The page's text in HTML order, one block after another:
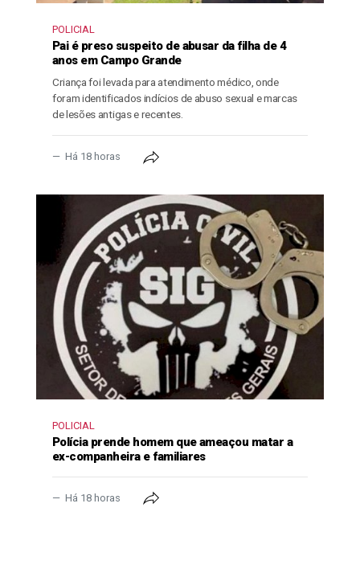
POLICIAL
Pai é preso suspeito de abusar da filha de 4
anos em Campo Grande
Criança foi levada para atendimento médico, onde
foram identificados indícios de abuso sexual e marcas
de lesões antigas e recentes.
Há 18 horas
POLICIAL
Polícia prende homem que ameaçou matar a
ex-companheira e familiares
Há 18 horas